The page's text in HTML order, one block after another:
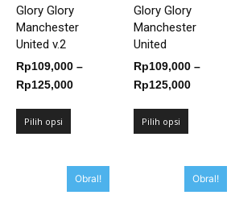
Glory Glory
Manchester
United v.2
Rp109,000 –
Rp125,000Rentang
Pilih opsi
Glory Glory
Manchester
United
Rp109,000 –
Rp125,000Rentang
Pilih opsi
Obral! Obral!